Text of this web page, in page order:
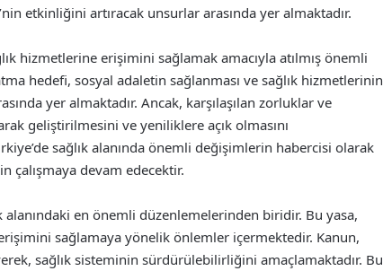
etkinliğini artıracak unsurlar arasında yer almaktadır.
hizmetlerine erişimini sağlamak amacıyla atılmış önemli
hedefi, sosyal adaletin sağlanması ve sağlık hizmetlerinin
yer almaktadır. Ancak, karşılaşılan zorluklar ve
geliştirilmesini ve yeniliklere açık olmasını
sağlık alanında önemli değişimlerin habercisi olarak
çalışmaya devam edecektir.
alanındaki en önemli düzenlemelerinden biridir. Bu yasa,
sağlamaya yönelik önlemler içermektedir. Kanun,
sağlık sisteminin sürdürülebilirliğini amaçlamaktadır. Bu